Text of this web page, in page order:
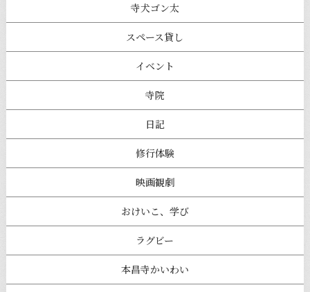
寺犬ゴン太
スペース貸し
イベント
寺院
日記
修行体験
映画観劇
おけいこ、学び
ラグビー
本昌寺かいわい